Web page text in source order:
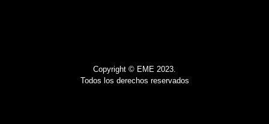
Copyright © EME 2023.
Todos los derechos reservados